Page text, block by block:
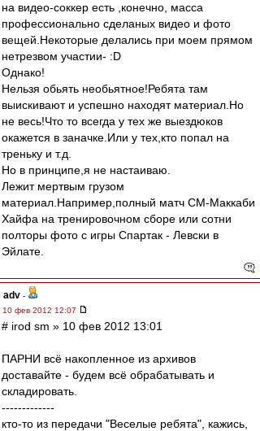
на видео-соккер есть ,конечно, масса
профессионально сделаных видео и фото
вещей.Некоторые делались при моем прямом
нетрезвом участии- :D
Однако!
Нельзя обьять необьятное!Ребята там
выискивают и успешно находят материал.Но
не весь!Что то всегда у тех же выездюков
окажется в заначке.Или у тех,кто попал на
треньку и т.д.
Но в принципе,я не настаиваю.
Лежит мертвым грузом
материал.Например,полный матч СМ-Маккаби
Хайфа на тренировочном сборе или сотни
полторы фото с игры Спартак - Левски в
Эйлате.
adv -
10 фев 2012 12:07
# irod sm » 10 фев 2012 13:01
ПАРНИ всё накопленное из архивов
доставайте - будем всё обрабатывать и
складировать.
-------------
кто-то из передачи "Веселые ребята", кажись,